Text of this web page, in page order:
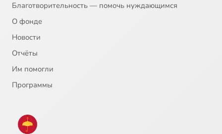
Благотворительность — помочь нуждающимся
О фонде
Новости
Отчёты
Им помогли
Программы